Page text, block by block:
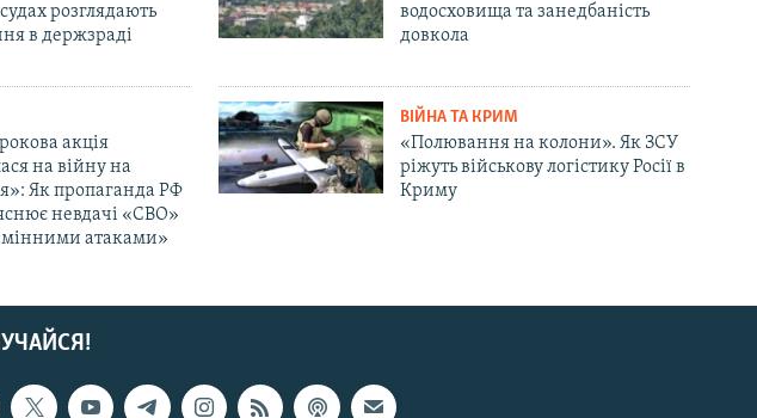
розглядають
в держзраді
водосховища та занедбаність
довкола
акція
на війну на
Як пропаганда РФ
невдачі «СВО»
атаками»
ВІЙНА ТА КРИМ
«Полювання на колони». Як ЗСУ
ріжуть військову логістику Росії в
Криму